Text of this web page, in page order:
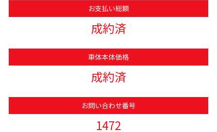
お支払い総額
成約済
車体本体価格
成約済
お問い合わせ番号
1472